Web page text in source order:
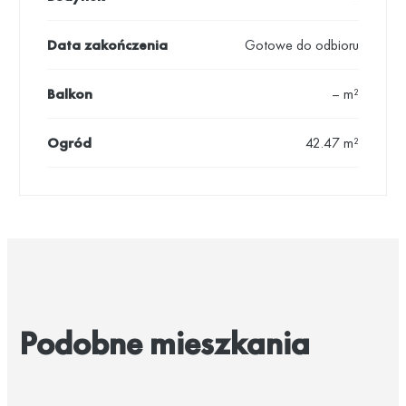
Data zakończenia Gotowe do odbioru
Balkon – m²
Ogród 42.47 m²
Podobne mieszkania